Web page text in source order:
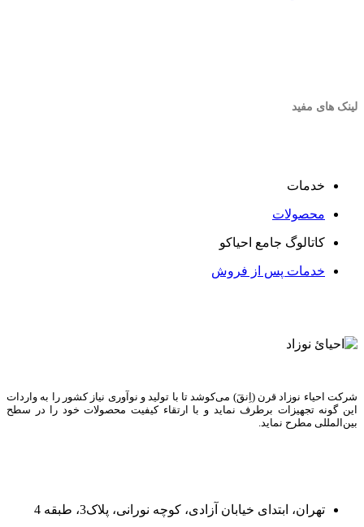
لینک های مفید
خدمات
محصولات
کاتالوگ جامع احیاکو
خدمات پس از فروش
شرکت احیاء نوزاد قرن (اِنقَ) می‌کوشد تا با تولید و نوآوری نیاز کشور را به واردات
این گونه تجهیزات برطرف نماید و با ارتقاء کیفیت محصولات خود را در سطح
بین‌المللی مطرح نماید.
تهران، ابتدای خیابان آزادی، کوچه نورانی، پلاک3، طبقه 4